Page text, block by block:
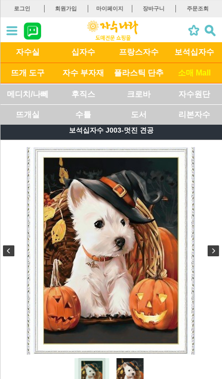
로그인 회원가입 마이페이지 장바구니 주문조회
자수실 십자수 프랑스자수 보석십자수
뜨개 도구 자수 부자재 플라스틱 단추 소매 Mall
메디치/나뻬 후직스 크로바 자수원단
뜨개실 수틀 도서 리본자수
보석십자수 J003-멋진 견공